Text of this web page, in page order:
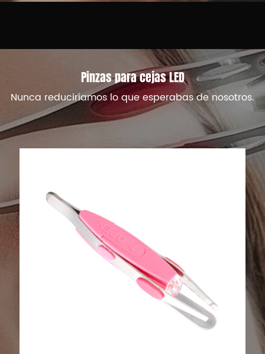
Pinzas para cejas LED
Nunca reduciríamos lo que esperabas de nosotros.
Pinzas para cejas con herramientas
de belleza de acero inoxidable con